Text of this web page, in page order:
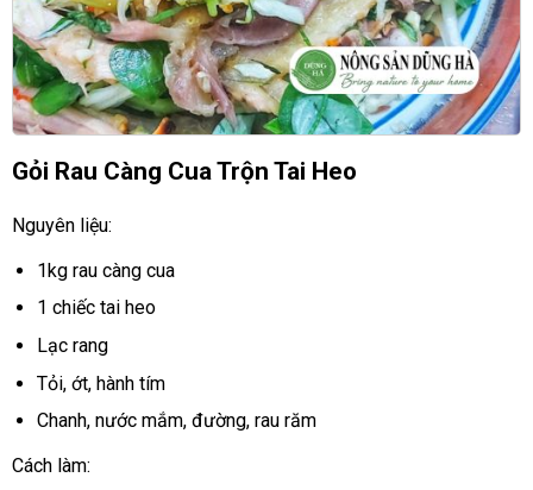
Gỏi Rau Càng Cua Trộn Tai Heo
Nguyên liệu:
1kg rau càng cua
1 chiếc tai heo
Lạc rang
Tỏi, ớt, hành tím
Chanh, nước mắm, đường, rau răm
Cách làm: